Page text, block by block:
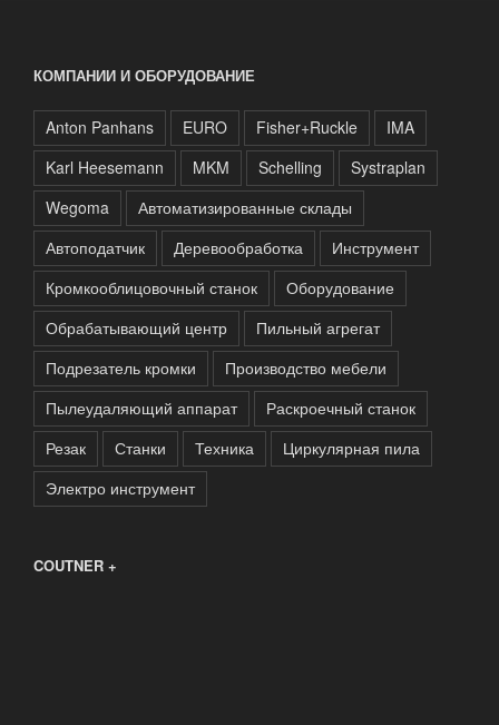
КОМПАНИИ И ОБОРУДОВАНИЕ
Anton Panhans EURO Fisher+Ruckle
IMA
Karl Heesemann
MKM Schelling
Systraplan
Wegoma
Автоматизированные склады
Автоподатчик
Деревообработка
Инструмент
Кромкооблицовочный станок
Оборудование
Обрабатывающий центр
Пильный агрегат
Подрезатель кромки
Производство мебели
Пылеудаляющий аппарат
Раскроечный станок
Резак
Станки Техника
Циркулярная пила
Электро инструмент
COUTNER +